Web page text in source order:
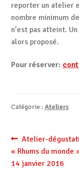
reporter un atelier
nombre minimum
n’est pas atteint.
alors proposé.
Pour réserver:
Catégorie : Ateliers
de
Article
précédent :
Atelier-
« Rhums du monde
14 janvier 2016